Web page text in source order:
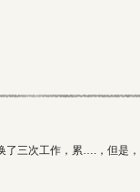
了三次工作，累….，但是